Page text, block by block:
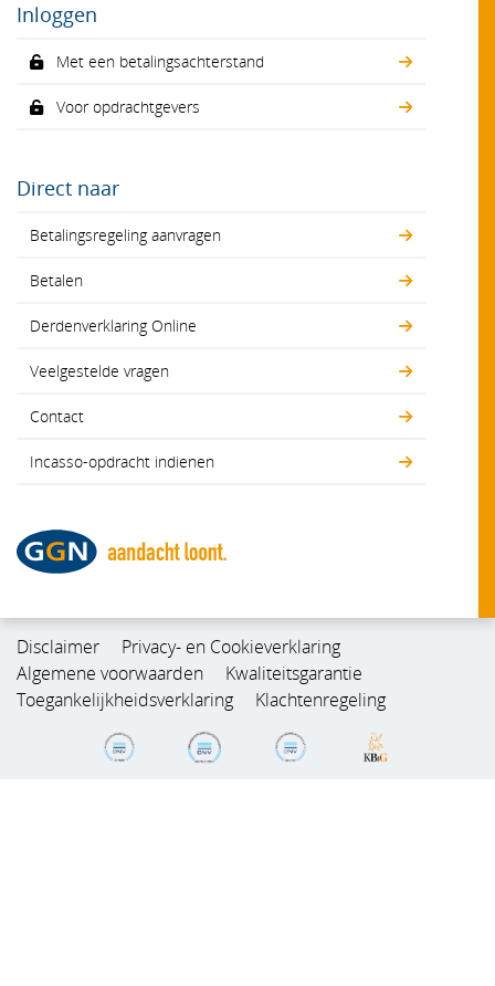
Inloggen
Met een betalingsachterstand
Voor opdrachtgevers
Direct naar
Betalingsregeling aanvragen
Betalen
Derdenverklaring Online
Veelgestelde vragen
Contact
Incasso-opdracht indienen
Disclaimer
Privacy- en Cookieverklaring
Algemene voorwaarden
Kwaliteitsgarantie
Toegankelijkheidsverklaring
Klachtenregeling